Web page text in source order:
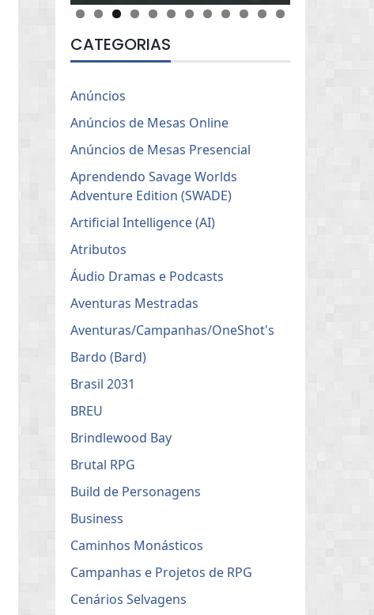
CATEGORIAS
Anúncios
Anúncios de Mesas Online
Anúncios de Mesas Presencial
Aprendendo Savage Worlds
Adventure Edition (SWADE)
Artificial Intelligence (AI)
Atributos
Áudio Dramas e Podcasts
Aventuras Mestradas
Aventuras/Campanhas/OneShot's
Bardo (Bard)
Brasil 2031
BREU
Brindlewood Bay
Brutal RPG
Build de Personagens
Business
Caminhos Monásticos
Campanhas e Projetos de RPG
Cenários Selvagens